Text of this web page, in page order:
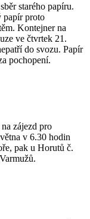
starého papíru.
papír proto
Kontejner na
ve čtvrtek 21.
do svozu. Papír
pochopení.
zájezd pro
v 6.30 hodin
pak u Horutů č.